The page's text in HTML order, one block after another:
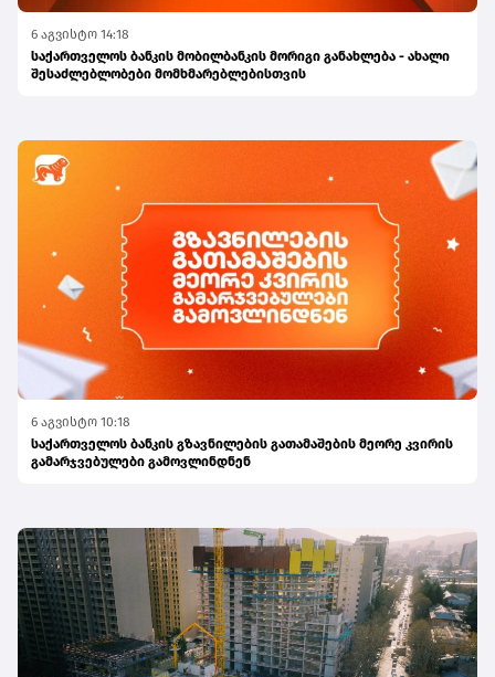
6 აგვისტო 14:18
საქართველოს ბანკის მობილბანკის მორიგი განახლება - ახალი
შესაძლებლობები მომხმარებლებისთვის
6 აგვისტო 10:18
საქართველოს ბანკის გზავნილების გათამაშების მეორე კვირის
გამარჯვებულები გამოვლინდნენ